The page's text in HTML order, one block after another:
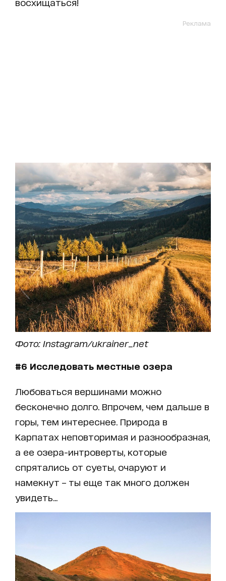
восхищаться!
Реклама
Фото: Instagram/ukrainer_net
#6 Исследовать местные озера
Любоваться вершинами можно
бесконечно долго. Впрочем, чем дальше в
горы, тем интереснее. Природа в
Карпатах неповторимая и разнообразная,
а ее озера-интроверты, которые
спрятались от суеты, очаруют и
намекнут – ты еще так много должен
увидеть...